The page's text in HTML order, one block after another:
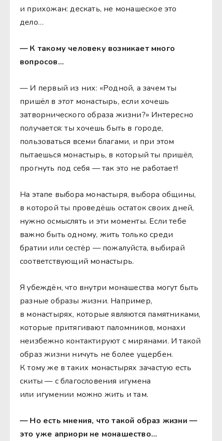
и прихожан: дескать, не монашеское это
дело…
— К такому человеку возникает много
вопросов…
— И первый из них: «Родной, а зачем ты
пришёл в этотмонастырь, если хочешь
затворнического образа жизни?» Интересно
получается: ты хочешь быть в городе,
пользоваться всеми благами, и при этом
пытаешься монастырь, в который ты пришёл,
прогнуть под себя — так это не работает!
На этапе выбора монастыря, выбора общины,
в которой ты проведёшь остаток своих дней,
нужно осмыслять и эти моменты. Если тебе
важно быть одному, жить только среди
братии или сестёр — пожалуйста, выбирай
соответствующий монастырь.
Я убеждён, что внутри монашества могут быть
разные образы жизни. Например,
в монастырях, которые являются памятниками,
которые притягивают паломников, монахи
неизбежно контактируют с мирянами. И такой
образ жизни ничуть не более ущербен.
К тому же в таких монастырях зачастую есть
скиты — с благословения игумена
или игумении можно жить и там.
— Но есть мнения, что такой образ жизни —
это уже априори не монашество…